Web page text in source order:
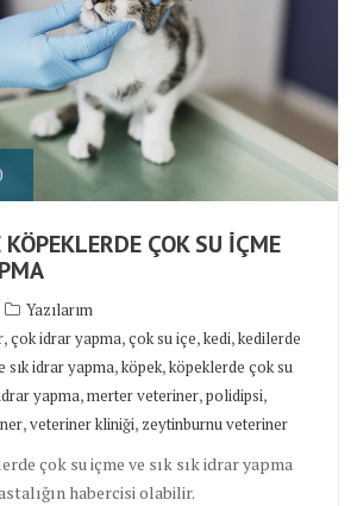
ÇOK SU İÇME
Yazılarım
,çok idrar yapma,çok su içe,kedi,kedilerde
sık idrar yapma,köpek,köpeklerde çok su
yapma,merter veteriner,polidipsi,
,veteriner kliniği, zeytinburnu veteriner
çok su içme ve sık sık idrar yapma
habercisi olabilir.